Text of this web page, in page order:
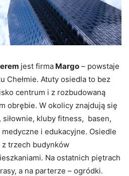
jest firma Margo – powstaje
Chełmie. Atuty osiedla to bez
centrum i z rozbudowaną
obrębie. W okolicy znajdują się
siłownie, kluby fitness, basen,
i edukacyjne. Osiedle
z trzech budynków
Na ostatnich piętrach
a na parterze – ogródki.